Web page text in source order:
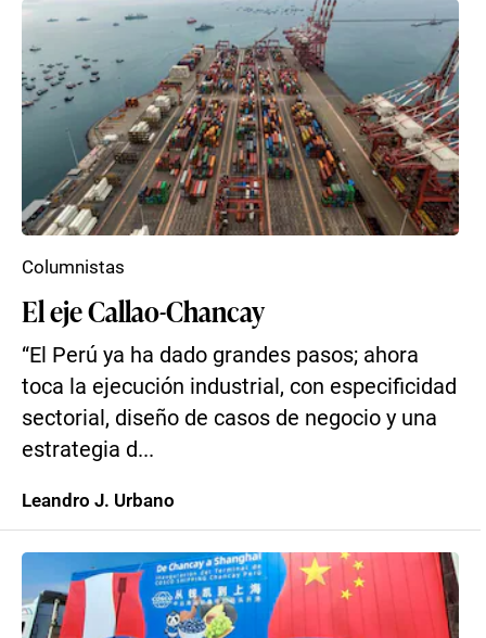
El eje Callao-Chancay
“El Perú ya ha dado grandes pasos; ahora
toca la ejecución industrial, con especificidad
sectorial, diseño de casos de negocio y una
estrategia d...
Columnistas
Leandro J. Urbano